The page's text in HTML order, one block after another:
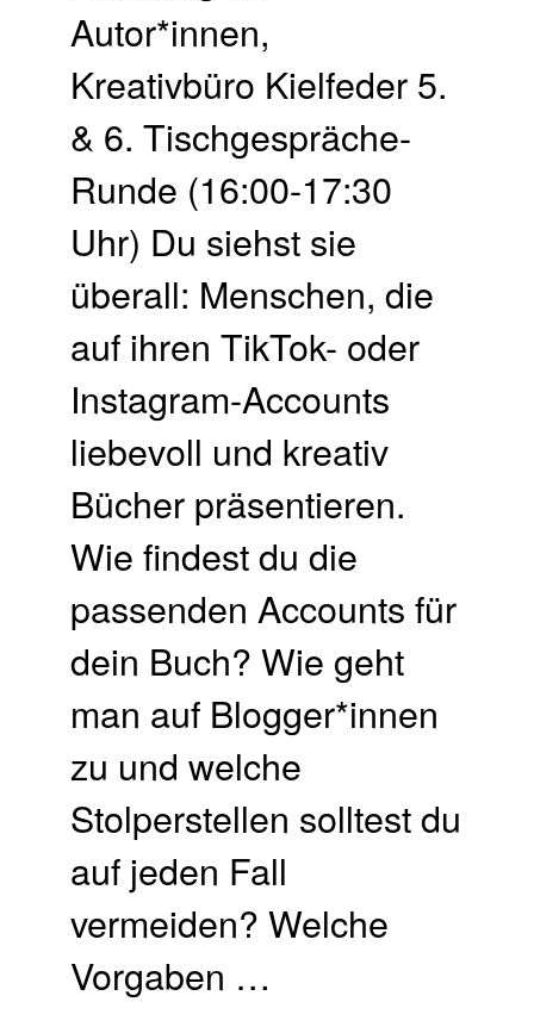
Autor*innen,
Kreativbüro Kielfeder 5.
& 6. Tisch­gespräche-
Runde (16:00-17:30
Uhr) Du siehst sie
überall: Menschen, die
auf ihren TikTok- oder
Instagram-Accounts
liebevoll und kreativ
Bücher präsentieren.
Wie findest du die
passenden Accounts für
dein Buch? Wie geht
man auf Blogger*innen
zu und welche
Stolperstellen solltest du
auf jeden Fall
vermeiden? Welche
Vorgaben …